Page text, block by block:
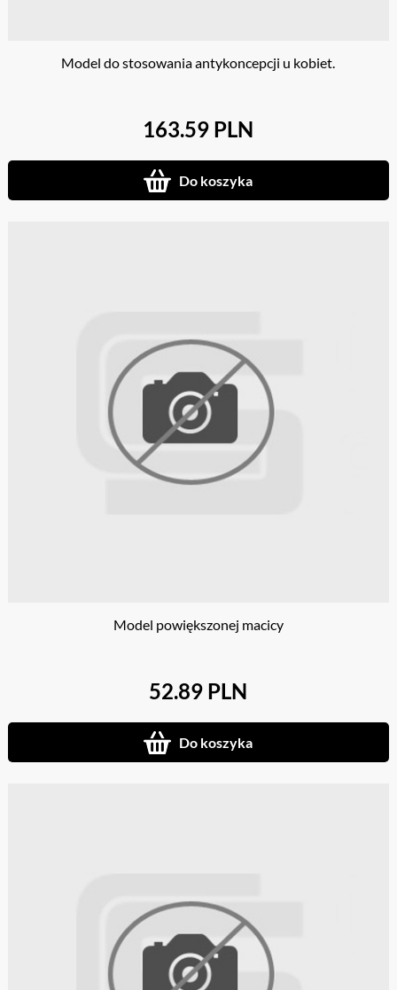
Model do stosowania antykoncepcji u kobiet.
163.59 PLN
Do koszyka
Model powiększonej macicy
52.89 PLN
Do koszyka